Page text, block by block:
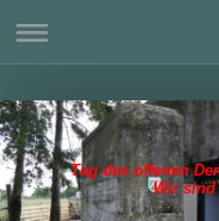
Tag des offenen
Wir sind